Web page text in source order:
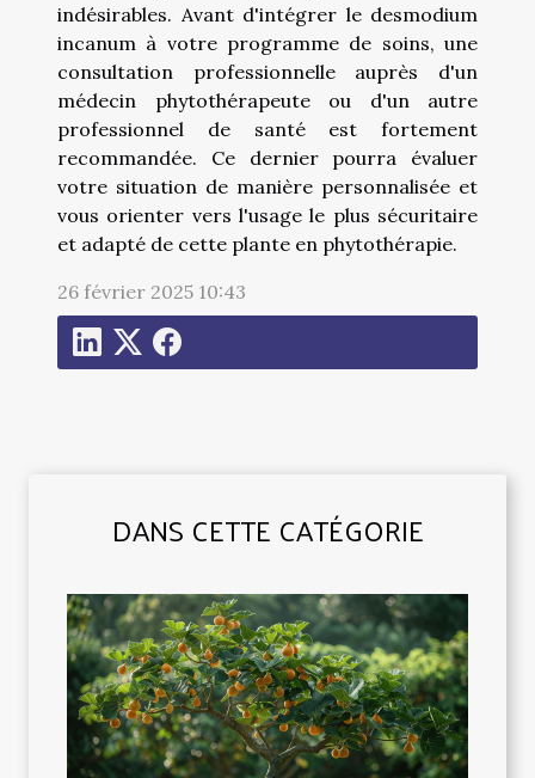
indésirables. Avant d'intégrer le desmodium
incanum à votre programme de soins, une
consultation professionnelle auprès d'un
médecin phytothérapeute ou d'un autre
professionnel de santé est fortement
recommandée. Ce dernier pourra évaluer
votre situation de manière personnalisée et
vous orienter vers l'usage le plus sécuritaire
et adapté de cette plante en phytothérapie.
26 février 2025 10:43
DANS CETTE CATÉGORIE